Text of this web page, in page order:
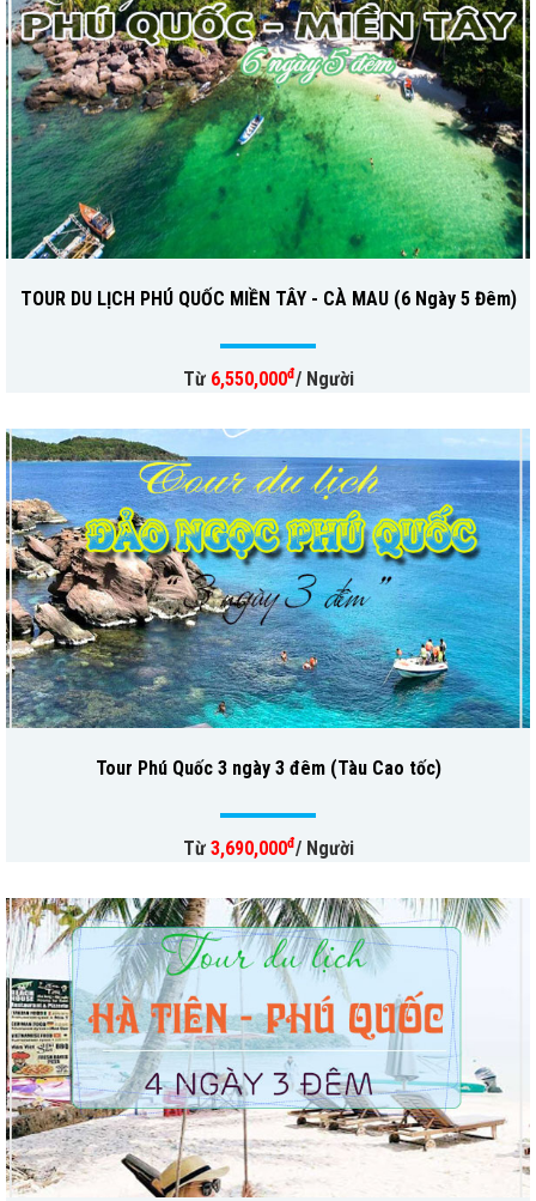
TOUR DU LỊCH PHÚ QUỐC MIỀN TÂY - CÀ MAU (6 Ngày 5 Đêm)
Từ 6,550,000đ/ Người
Tour Phú Quốc 3 ngày 3 đêm (Tàu Cao tốc)
Từ 3,690,000đ/ Người